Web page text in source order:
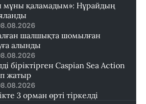
қаламадым»: Нұрайдың
шалшықта шомылған
алынды
біріктірген Caspian Sea Action
жатыр
3 орман өрті тіркелді